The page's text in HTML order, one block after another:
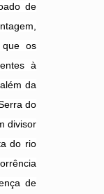
de
que os
à
da
do
divisor
do rio
de